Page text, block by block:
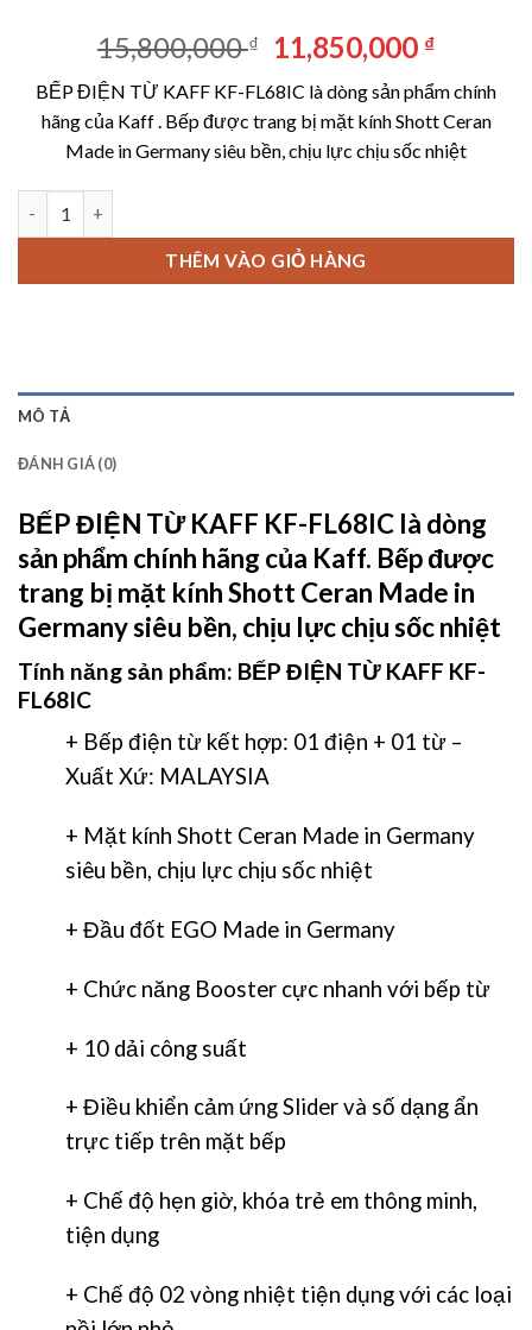
15,800,000₫
Giá
gốc
là:
15,800,000 ₫.
11,850,000 ₫Giá
tại
là:
BẾP ĐIỆN TỪ KAFF KF-FL68IC là dòng sản phẩm chính
hãng của Kaff . Bếp được trang bị mặt kính Shott Ceran
Made in Germany siêu bền, chịu lực chịu sốc nhiệt
THÊM VÀO GIỎ HÀNG
MÔ TẢ
ĐÁNH GIÁ (0)
BẾP ĐIỆN TỪ KAFF KF-FL68IC là dòng
sản phẩm chính hãng của Kaff. Bếp được
trang bị mặt kính Shott Ceran Made in
Germany siêu bền, chịu lực chịu sốc nhiệt
Tính năng sản phẩm: BẾP ĐIỆN TỪ KAFF KF-
FL68IC
+ Bếp điện từ kết hợp: 01 điện + 01 từ –
Xuất Xứ: MALAYSIA
+ Mặt kính Shott Ceran Made in Germany
siêu bền, chịu lực chịu sốc nhiệt
+ Đầu đốt EGO Made in Germany
+ Chức năng Booster cực nhanh với bếp từ
+ 10 dải công suất
+ Điều khiển cảm ứng Slider và số dạng ẩn
trực tiếp trên mặt bếp
+ Chế độ hẹn giờ, khóa trẻ em thông minh,
tiện dụng
+ Chế độ 02 vòng nhiệt tiện dụng với các loại